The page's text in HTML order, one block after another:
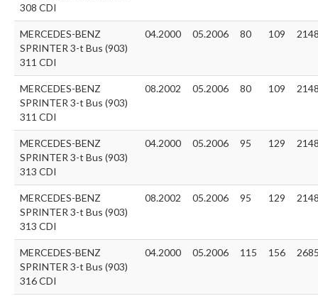
308 CDI
MERCEDES-BENZ
SPRINTER 3-t Bus (903)
311 CDI
04.2000 05.2006 80 109
MERCEDES-BENZ
SPRINTER 3-t Bus (903)
311 CDI
08.2002 05.2006 80 109
MERCEDES-BENZ
SPRINTER 3-t Bus (903)
313 CDI
04.2000 05.2006 95 129
MERCEDES-BENZ
SPRINTER 3-t Bus (903)
313 CDI
08.2002 05.2006 95 129
MERCEDES-BENZ
SPRINTER 3-t Bus (903)
316 CDI
04.2000 05.2006 115 156